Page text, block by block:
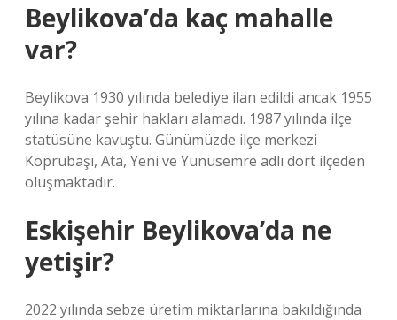
Beylikova’da kaç mahalle
var?
Beylikova 1930 yılında belediye ilan edildi ancak 1955
yılına kadar şehir hakları alamadı. 1987 yılında ilçe
statüsüne kavuştu. Günümüzde ilçe merkezi
Köprübaşı, Ata, Yeni ve Yunusemre adlı dört ilçeden
oluşmaktadır.
Eskişehir Beylikova’da ne
yetişir?
2022 yılında sebze üretim miktarlarına bakıldığında